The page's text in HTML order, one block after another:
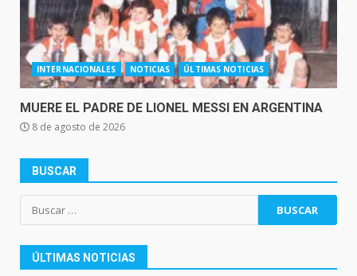
INTERNACIONALES NOTICIAS ÚLTIMAS NOTICIAS
MUERE EL PADRE DE LIONEL MESSI EN ARGENTINA
8 de agosto de 2026
BUSCAR
Buscar:
ÚLTIMAS NOTICIAS